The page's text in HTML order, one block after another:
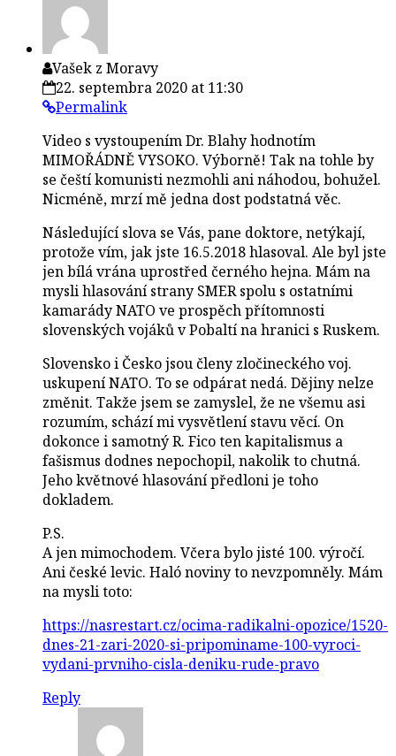
Vašek z Moravy
22. septembra 2020 at 11:30
Permalink
Video s vystoupením Dr. Blahy hodnotím
MIMOŘÁDNĚ VYSOKO. Výborně! Tak na tohle by
se čeští komunisti nezmohli ani náhodou, bohužel.
Nicméně, mrzí mě jedna dost podstatná věc.
Následující slova se Vás, pane doktore, netýkají,
protože vím, jak jste 16.5.2018 hlasoval. Ale byl jste
jen bílá vrána uprostřed černého hejna. Mám na
mysli hlasování strany SMER spolu s ostatními
kamarády NATO ve prospěch přítomnosti
slovenských vojáků v Pobaltí na hranici s Ruskem.
Slovensko i Česko jsou členy zločineckého voj.
uskupení NATO. To se odpárat nedá. Dějiny nelze
změnit. Takže jsem se zamyslel, že ne všemu asi
rozumím, schází mi vysvětlení stavu věcí. On
dokonce i samotný R. Fico ten kapitalismus a
fašismus dodnes nepochopil, nakolik to chutná.
Jeho květnové hlasování předloni je toho
dokladem.
P.S.
A jen mimochodem. Včera bylo jisté 100. výročí.
Ani české levic. Haló noviny to nevzpomněly. Mám
na mysli toto:
https://nasrestart.cz/ocima-radikalni-opozice/1520-
dnes-21-zari-2020-si-pripominame-100-vyroci-
vydani-prvniho-cisla-deniku-rude-pravo
Reply